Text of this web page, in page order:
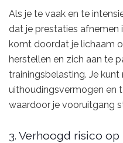
Als je te vaak en te
dat je prestaties afnemen
komt doordat je lichaam
herstellen en zich aan te
trainingsbelasting. Je kunt
uithoudingsvermogen en
waardoor je vooruitgang
3. Verhoogd risico op